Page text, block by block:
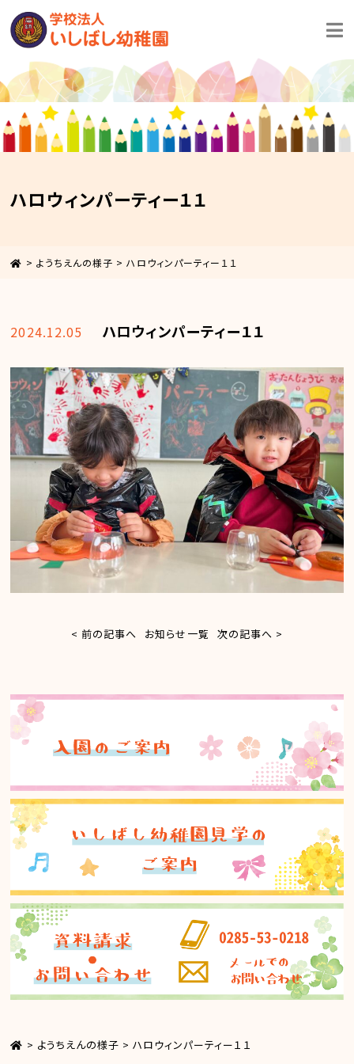
ハロウィンパーティー１１
> ようちえんの様子 >ハロウィンパーティー１１
2024.12.05 ハロウィンパーティー１１
< 前の記事へ お知らせ一覧 次の記事へ >
> ようちえんの様子 >ハロウィンパーティー１１